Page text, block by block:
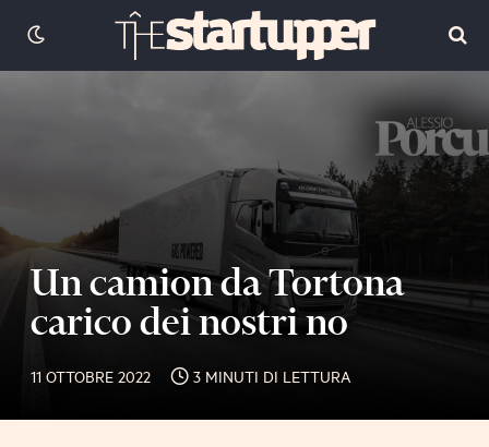
Un camion da Tortona
carico dei nostri no
11 OTTOBRE 2022 3 MINUTI DI LETTURA